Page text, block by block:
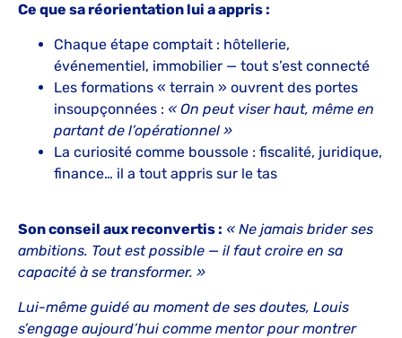
Ce que sa réorientation lui a appris :
Chaque étape comptait : hôtellerie,
événementiel, immobilier — tout s’est connecté
Les formations « terrain » ouvrent des portes
insoupçonnées : « On peut viser haut, même en
partant de l’opérationnel »
La curiosité comme boussole : fiscalité, juridique,
finance… il a tout appris sur le tas
Son conseil aux reconvertis : « Ne jamais brider ses
ambitions. Tout est possible — il faut croire en sa
capacité à se transformer. »
Lui-même guidé au moment de ses doutes, Louis
s’engage aujourd’hui comme mentor pour montrer